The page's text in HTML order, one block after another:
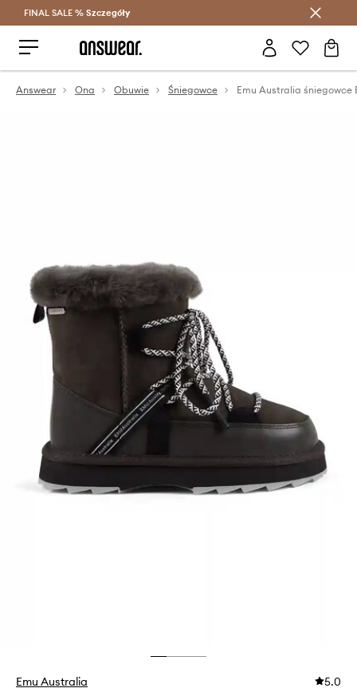
Oszczędzaj z Answear Club >
FINAL SALE % Szczegóły
Answear Ona Obuwie Śniegowce Emu Australia śniegowce
Emu Australia 5.0